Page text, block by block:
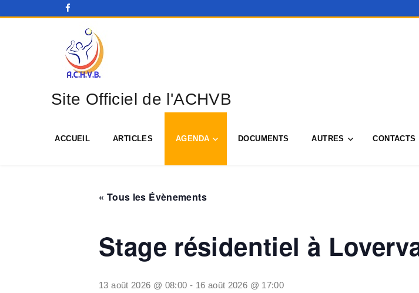
Site Officiel de l'ACHVB
ACCUEIL ARTICLES AGENDA DOCUMENTS AUTRES CONTACTS
« Tous les Évènements
Stage résidentiel à
13 août 2026 @ 08:00 - 16 août 2026 @ 17:00